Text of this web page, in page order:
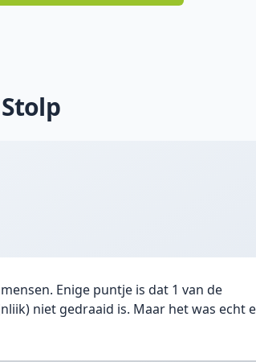
Enige puntje is dat 1 van de
niet gedraaid is. Maar het was echt